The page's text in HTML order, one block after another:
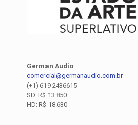
German Audio
comercial@germanaudio.com.br
(+1) 619 2436615
SD: R$ 13.850
HD: R$ 18.630